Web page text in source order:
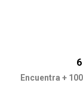
Encuentra +